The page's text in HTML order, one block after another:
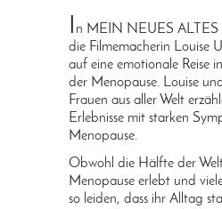
I n MEIN NEUES ALTES
die Filmemacherin Louise
auf eine emotionale Reise
der Menopause. Louise
Frauen aus aller Welt
Erlebnisse mit starken
Menopause.
Obwohl die Hälfte der
Menopause erlebt und
so leiden, dass ihr Alltag